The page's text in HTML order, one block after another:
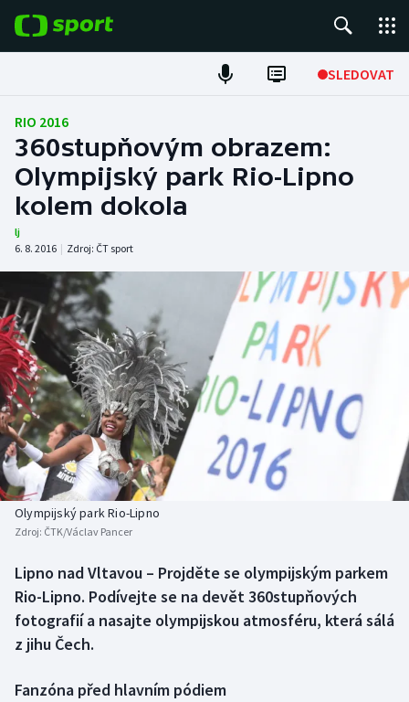
SLEDOVAT
Fotbal
Hokej
Tenis
Atletika
Cyklistika
DALŠÍ SPORTY
Americký fotbal
Baseball a softbal
Basketbal
Biatlon
Box
Curling
Dostihy
NEPŘEHLÉDNĚTE
Soutěže
Historické návraty
Aplikace ČT sport
RIO 2016
360stupňovým obrazem:
Olympijský park Rio-Lipno
kolem dokola
lj
6. 8. 2016 | Zdroj: ČT sport
Olympijský park Rio-Lipno
Zdroj: ČTK/Václav Pancer
Lipno nad Vltavou – Projděte se olympijským parkem
Rio-Lipno. Podívejte se na devět 360stupňových
fotografií a nasajte olympijskou atmosféru, která sálá
z jihu Čech.
Fanzóna před hlavním pódiem